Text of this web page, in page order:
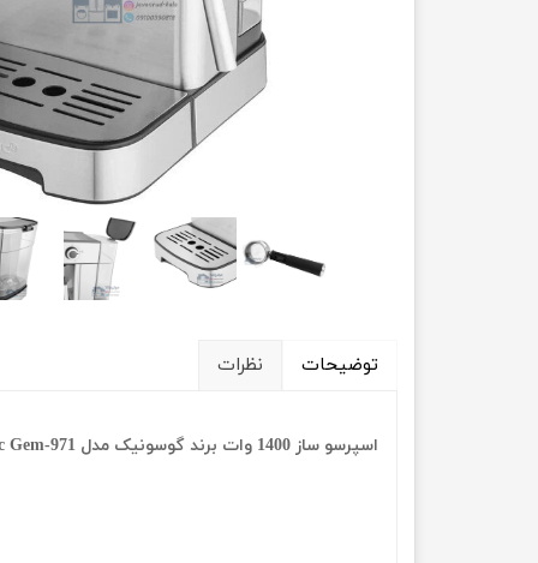
توضیحات نظرات
اسپرسو ساز 1400 وات برند گوسونیک مدل Gosonic Gem-971